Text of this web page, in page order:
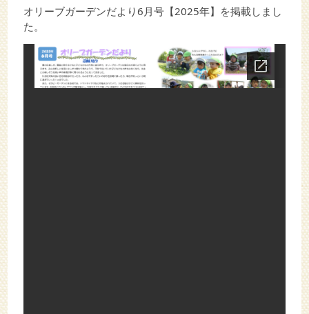
オリーブガーデンだより6月号【2025年】を掲載しまし
た。